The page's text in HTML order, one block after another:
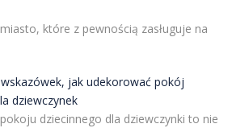
które z pewnością zasługuje na
jak udekorować pokój
dziewczynek
dziecinnego dla dziewczynki to nie